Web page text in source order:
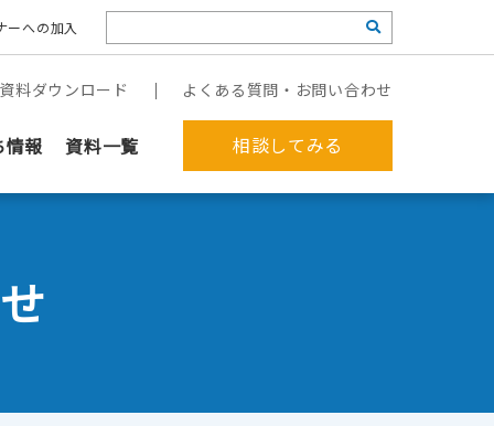
ーへの加入
資料ダウンロード よくある質問・お問い合わせ
情報 資料一覧 相談してみる